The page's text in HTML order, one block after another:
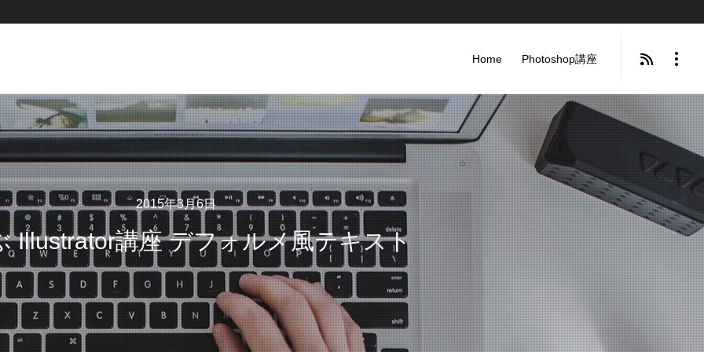
Home Photoshop講座
2015年3月6日
Illustrator講座 デフォルメ風テキスト